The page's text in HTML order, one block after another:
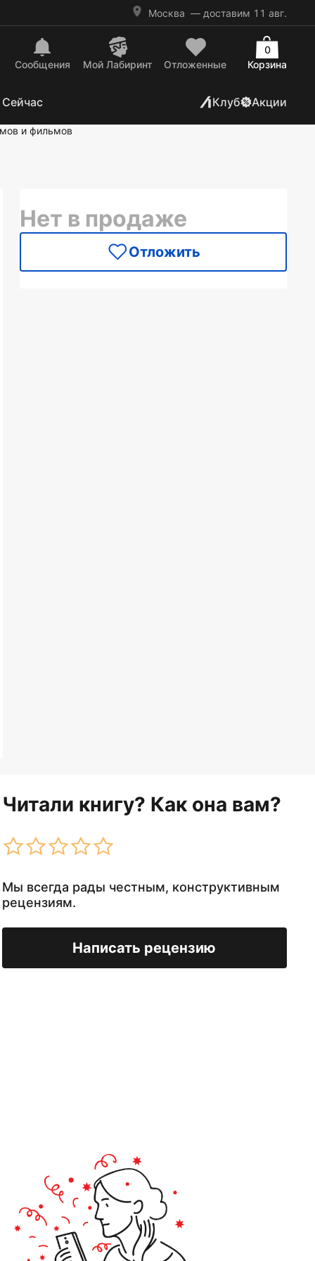
Москва — доставим 11 авг.
Сообщения Mой Лабиринт Отложенные Корзина
0
Клуб Акции
и фильмов
Нет в продаже
Отложить
Читали книгу? Как она вам?
Мы всегда рады честным, конструктивным
рецензиям.
Написать рецензию